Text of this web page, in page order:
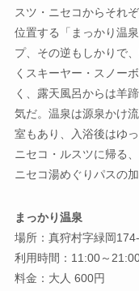
スツ・ニセコからそれ
位置する「まっかり温
プ、その逆もしかりで
くスキーヤー・スノー
く、露天風呂からは羊
気だ。温泉は源泉かけ
室もあり、入浴後はゆ
ニセコ・ルスツに帰る
ニセコ湯めぐりパスの加
まっかり温泉
場所：真狩村字緑岡
利用時間：11:00～
料金：大人 600円